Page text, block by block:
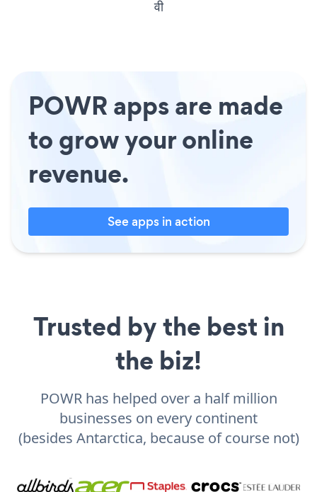
वी
POWR apps are made
to grow your online
revenue.
See apps in action
Trusted by the best in
the biz!
POWR has helped over a half million
businesses on every continent
(besides Antarctica, because of course not)